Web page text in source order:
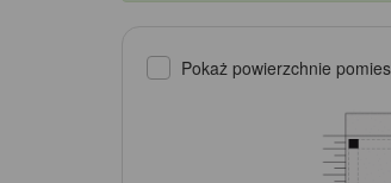
Pokaż powierzchnie